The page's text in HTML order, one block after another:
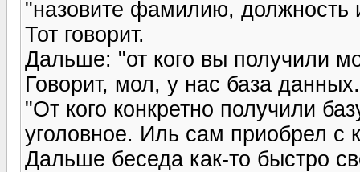
"назовите фамилию, должность
Тот говорит.
Дальше: "от кого вы получили
Говорит, мол, у нас база данных.
"От кого конкретно получили
уголовное. Иль сам приобрел с
Дальше беседа как-то быстро